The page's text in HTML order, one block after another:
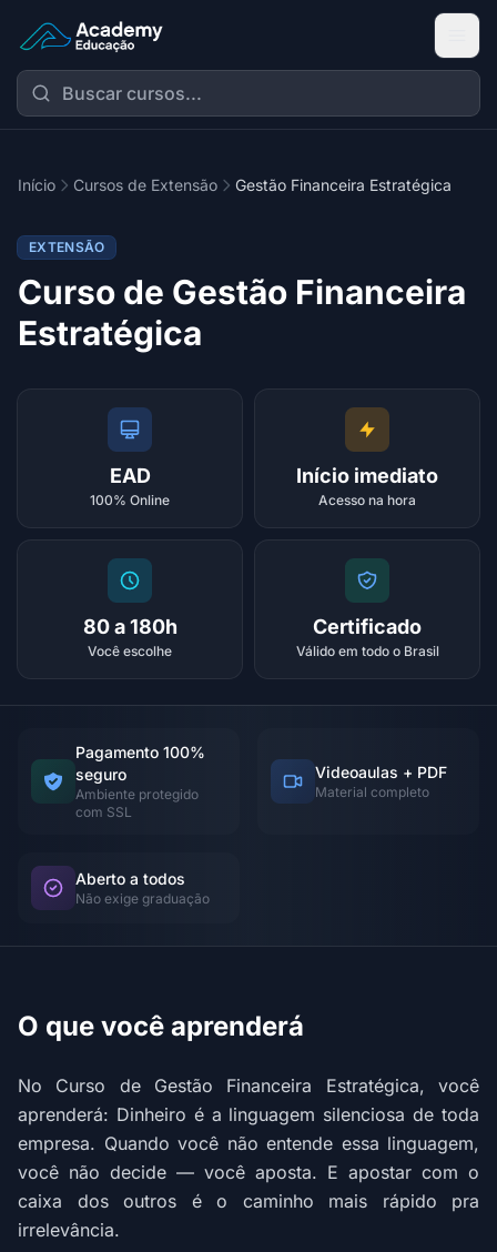
Academy Extensão
Início Cursos de Extensão Gestão Financeira Estratégica
EXTENSÃO
Curso de Gestão Financeira
Estratégica
EAD
100% Online
Início imediato
Acesso na hora
80 a 180h
Você escolhe
Certificado
Válido em todo o Brasil
Pagamento 100%
seguro
Ambiente protegido
com SSL
Videoaulas + PDF
Material completo
Aberto a todos
Não exige graduação
O que você aprenderá
No Curso de Gestão Financeira Estratégica, você
aprenderá: Dinheiro é a linguagem silenciosa de toda
empresa. Quando você não entende essa linguagem,
você não decide — você aposta. E apostar com o
caixa dos outros é o caminho mais rápido pra
irrelevância.